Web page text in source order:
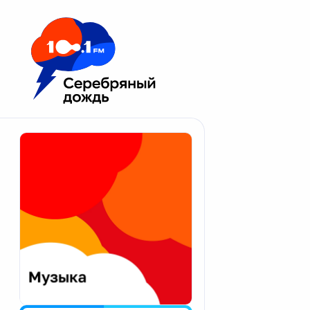
Москва 100.1 FM
Апатиты
Екатеринбург
Калининград
Калуга